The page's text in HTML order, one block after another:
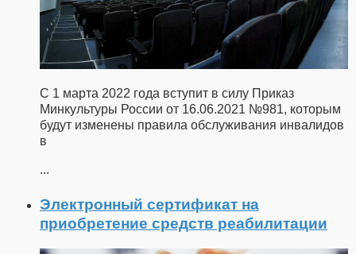
С 1 марта 2022 года вступит в силу Приказ
Минкультуры России от 16.06.2021 №981, которым
будут изменены правила обслуживания инвалидов
в
...
Электронный сертификат на
приобретение средств реабилитации